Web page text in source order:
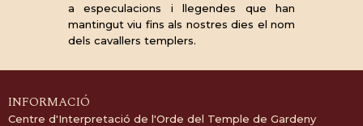
a especulacions i llegendes que han
mantingut viu fins als nostres dies el nom
dels cavallers templers.
INFORMACIÓ
Centre d'Interpretació de l'Orde del Temple de Gardeny